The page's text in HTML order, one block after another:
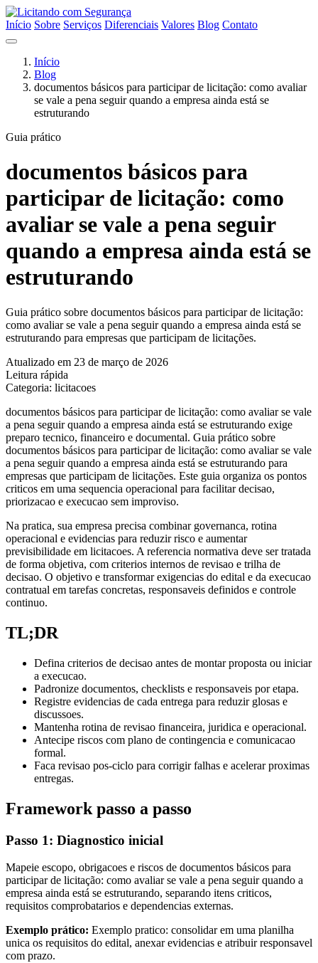
Início Sobre Serviços Diferenciais Valores Blog Contato
Início
Blog
documentos básicos para participar de licitação: como avaliar
se vale a pena seguir quando a empresa ainda está se
estruturando
Guia prático
documentos básicos para
participar de licitação: como
avaliar se vale a pena seguir
quando a empresa ainda está se
estruturando
Guia prático sobre documentos básicos para participar de licitação:
como avaliar se vale a pena seguir quando a empresa ainda está se
estruturando para empresas que participam de licitações.
Atualizado em 23 de março de 2026
Leitura rápida
Categoria: licitacoes
documentos básicos para participar de licitação: como avaliar se vale
a pena seguir quando a empresa ainda está se estruturando exige
preparo tecnico, financeiro e documental. Guia prático sobre
documentos básicos para participar de licitação: como avaliar se vale
a pena seguir quando a empresa ainda está se estruturando para
empresas que participam de licitações. Este guia organiza os pontos
criticos em uma sequencia operacional para facilitar decisao,
priorizacao e execucao sem improviso.
Na pratica, sua empresa precisa combinar governanca, rotina
operacional e evidencias para reduzir risco e aumentar
previsibilidade em licitacoes. A referencia normativa deve ser tratada
de forma objetiva, com criterios internos de revisao e trilha de
decisao. O objetivo e transformar exigencias do edital e da execucao
contratual em tarefas concretas, responsaveis definidos e controle
continuo.
TL;DR
Defina criterios de decisao antes de montar proposta ou iniciar
a execucao.
Padronize documentos, checklists e responsaveis por etapa.
Registre evidencias de cada entrega para reduzir glosas e
discussoes.
Mantenha rotina de revisao financeira, juridica e operacional.
Antecipe riscos com plano de contingencia e comunicacao
formal.
Faca revisao pos-ciclo para corrigir falhas e acelerar proximas
entregas.
Framework passo a passo
Passo 1: Diagnostico inicial
Mapeie escopo, obrigacoes e riscos de documentos básicos para
participar de licitação: como avaliar se vale a pena seguir quando a
empresa ainda está se estruturando, separando itens criticos,
requisitos comprobatarios e dependencias externas.
Exemplo prático: Exemplo pratico: consolidar em uma planilha
unica os requisitos do edital, anexar evidencias e atribuir responsavel
com prazo.